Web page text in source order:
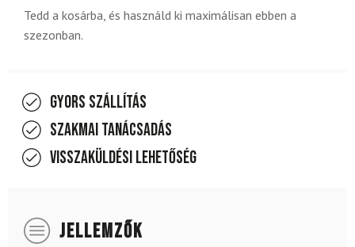
Tedd a kosárba, és használd ki maximálisan ebben a
szezonban.
Gyors szállítás
Szakmai tanácsadás
Visszaküldési lehetőség
JELLEMZŐK